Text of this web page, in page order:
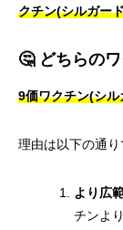
クチン(シルガー
🤔 どちらの
9価ワクチン(シ
理由は以下の通り
より広
チンよ